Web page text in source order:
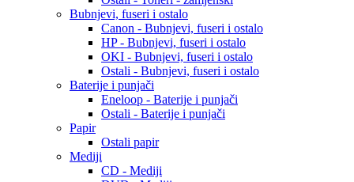
Bubnjevi, fuseri i ostalo
Canon - Bubnjevi, fuseri i ostalo
HP - Bubnjevi, fuseri i ostalo
OKI - Bubnjevi, fuseri i ostalo
Ostali - Bubnjevi, fuseri i ostalo
Baterije i punjači
Eneloop - Baterije i punjači
Ostali - Baterije i punjači
Papir
Ostali papir
Mediji
CD - Mediji